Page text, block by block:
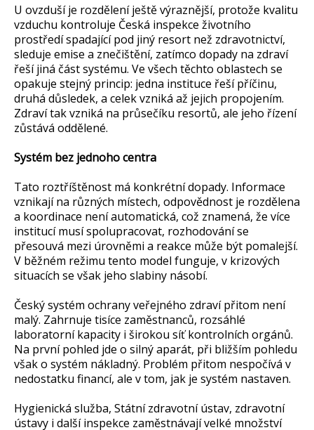
U ovzduší je rozdělení ještě výraznější, protože kvalitu
vzduchu kontroluje Česká inspekce životního
prostředí spadající pod jiný resort než zdravotnictví,
sleduje emise a znečištění, zatímco dopady na zdraví
řeší jiná část systému. Ve všech těchto oblastech se
opakuje stejný princip: jedna instituce řeší příčinu,
druhá důsledek, a celek vzniká až jejich propojením.
Zdraví tak vzniká na průsečíku resortů, ale jeho řízení
zůstává oddělené.
Systém bez jednoho centra
Tato roztříštěnost má konkrétní dopady. Informace
vznikají na různých místech, odpovědnost je rozdělena
a koordinace není automatická, což znamená, že více
institucí musí spolupracovat, rozhodování se
přesouvá mezi úrovněmi a reakce může být pomalejší.
V běžném režimu tento model funguje, v krizových
situacích se však jeho slabiny násobí.
Český systém ochrany veřejného zdraví přitom není
malý. Zahrnuje tisíce zaměstnanců, rozsáhlé
laboratorní kapacity i širokou síť kontrolních orgánů.
Na první pohled jde o silný aparát, při bližším pohledu
však o systém nákladný. Problém přitom nespočívá v
nedostatku financí, ale v tom, jak je systém nastaven.
Hygienická služba, Státní zdravotní ústav, zdravotní
ústavy i další inspekce zaměstnávají velké množství